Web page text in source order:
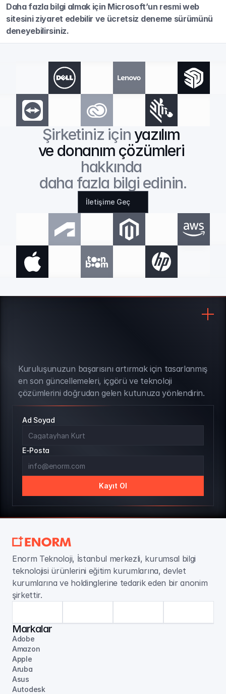
Daha fazla bilgi almak için Microsoft’un resmi web
sitesini ziyaret edebilir ve ücretsiz deneme sürümünü
deneyebilirsiniz.
Şirketiniz için yazılım
ve donanım çözümleri
hakkında
daha fazla bilgi edinin.
İletişime Geç
BÜLTEN ABONELİĞİ
Kuruluşunuzun başarısını artırmak için tasarlanmış
en son güncellemeleri, içgörü ve teknoloji
çözümlerini doğrudan gelen kutunuza yönlendirin.
Ad Soyad
E-Posta
Kayıt Ol
Enorm Teknoloji, İstanbul merkezli, kurumsal bilgi
teknolojisi ürünlerini eğitim kurumlarına, devlet
kurumlarına ve holdinglerine tedarik eden bir anonim
şirkettir.
Markalar
Adobe
Amazon
Apple
Aruba
Asus
Autodesk